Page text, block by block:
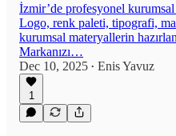
İzmir’de profesyonel kurumsal
Logo, renk paleti, tipografi,
kurumsal materyallerin
Markanızı…
Dec 10, 2025 • Enis Yavuz
1